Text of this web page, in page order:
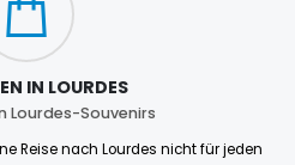
IN LOURDES
Lourdes-Souvenirs
Reise nach Lourdes nicht für jeden